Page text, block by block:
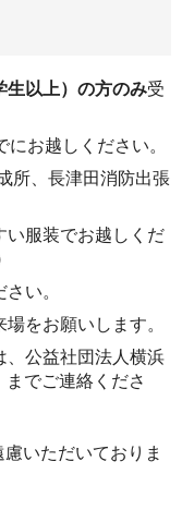
生以上）の方のみ受
お越しください。
所、長津田消防出張
い服装でお越しくだ
い。
をお願いします。
、公益社団法人横浜
でご連絡くださ
いただいておりま